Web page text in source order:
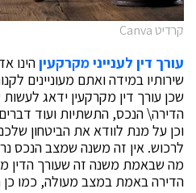
קרדיט Canva
עורך דין לענייני מקרקעיןהינו
שירותיו במידה ואתם מעוניינים
שכן עורך דין מקרקעין ידאג
הדירה\ הנכס, התשתיות ועוד
וכן על מנת לוודא את הביטחון
לרכוש. אין זה משנה שמצב הנכס
מה שבאמת משנה זה שעורך הדין
הדירה באמת במצב מעולה, כמו כן